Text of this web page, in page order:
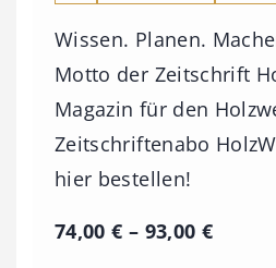
Wissen. Planen.
Motto der Zeitschrift
Magazin für den
Zeitschriftenabo
hier bestellen!
74,00€ – 93,00 €P